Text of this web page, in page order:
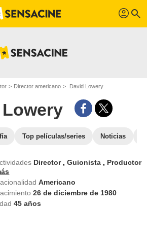
profil search
Director americano David Lowery
Top películas/series Noticias
Director ,Guionista , Productor
Americano
26 de diciembre de 1980
45 años